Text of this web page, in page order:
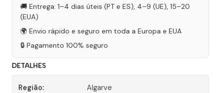
🚚 Entrega: 1–4 dias úteis (PT e ES), 4–9 (UE), 15–20
(EUA)
🌍 Envio rápido e seguro em toda a Europa e EUA
🔒 Pagamento 100% seguro
DETALHES
Região: Algarve